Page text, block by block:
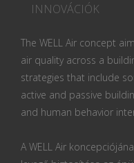
INNOVÁCIÓK
The WELL Air concept
air quality across a
strategies that include
active and passive
and human behavior
A WELL Air